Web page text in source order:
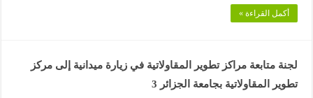
أكمل القراءة »
لجنة متابعة مراكز تطوير المقاولاتية في زيارة ميدانية إلى مركز
تطوير المقاولاتية بجامعة الجزائر 3